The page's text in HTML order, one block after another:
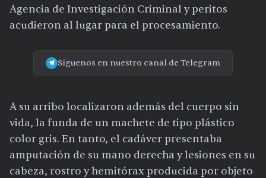
Agencia de Investigación Criminal y peritos
acudieron al lugar para el procesamiento.
Síguenos en nuestro canal de Telegram
A su arribo localizaron además del cuerpo sin
vida, la funda de un machete de tipo plástico
color gris. En tanto, el cadáver presentaba
amputación de su mano derecha y lesiones en su
cabeza, rostro y hemitórax producida por objeto